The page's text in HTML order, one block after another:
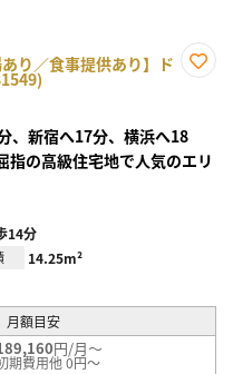
り／食事提供あり】ド
録
、新宿へ17分、横浜へ18
指の高級住宅地で人気のエリ
14分
14.25m²
月額目安
円/月～
期費用他 0円～